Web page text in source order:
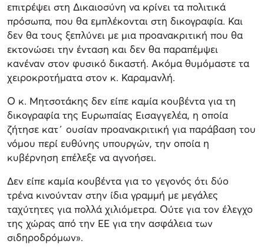
επιτρέψει στη Δικαιοσύνη να κρίνει τα πολιτικά
πρόσωπα, που θα εμπλέκονται στη δικογραφία. Και
δεν θα τους ξεπλύνει με μια προανακριτική που θα
εκτονώσει την ένταση και δεν θα παραπέμψει
κανέναν στον φυσικό δικαστή. Ακόμα θυμόμαστε τα
χειροκροτήματα στον κ. Καραμανλή.
Ο κ. Μητσοτάκης δεν είπε καμία κουβέντα για τη
δικογραφία της Ευρωπαίας Εισαγγελέα, η οποία
ζήτησε κατ΄ ουσίαν προανακριτική για παράβαση του
νόμου περί ευθύνης υπουργών, την οποία η
κυβέρνηση επέλεξε να αγνοήσει.
Δεν είπε καμία κουβέντα για το γεγονός ότι δύο
τρένα κινούνταν στην ίδια γραμμή με μεγάλες
ταχύτητες για πολλά χιλιόμετρα. Ούτε για τον έλεγχο
της χώρας από την ΕΕ για την ασφάλεια των
σιδηροδρόμων».